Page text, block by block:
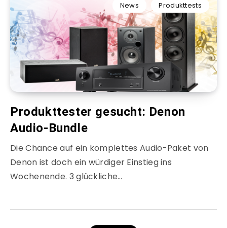
News Produkttests
Produkttester gesucht: Denon
Audio-Bundle
Die Chance auf ein komplettes Audio-Paket von
Denon ist doch ein würdiger Einstieg ins
Wochenende. 3 glückliche…